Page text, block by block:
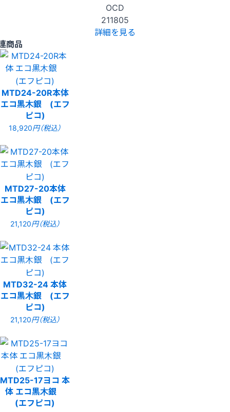
OCD
211805
詳細を見る
商品
MTD24-20R本体
エコ黒木銀 (エフ
ピコ)
18,920円（税込）
MTD27-20本体
エコ黒木銀 (エフ
ピコ)
21,120円（税込）
MTD32-24 本体
エコ黒木銀 (エフ
ピコ)
21,120円（税込）
MTD25-17ヨコ 本
体 エコ黒木銀
(エフピコ)